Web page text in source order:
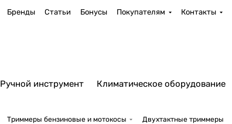
Бренды Статьи Бонусы Покупателям Контакты
Ручной инструмент Климатическое оборудование
Триммеры бензиновые и мотокосы Двухтактные триммеры